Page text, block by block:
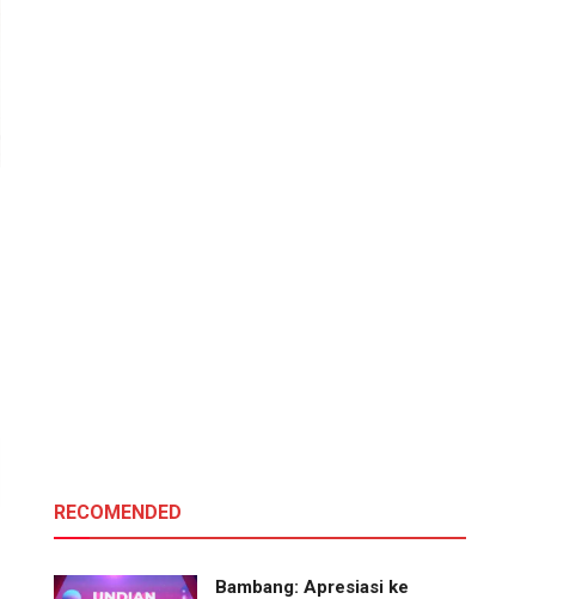
RECOMENDED
Bambang: Apresiasi ke